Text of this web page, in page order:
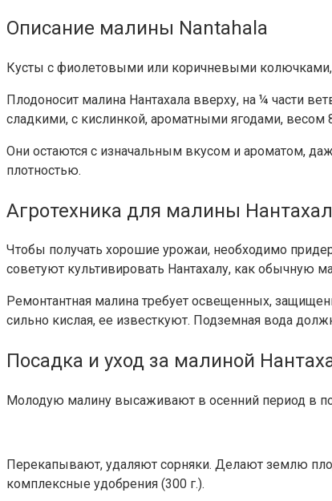
Описание малины Nantahala
Кусты с фиолетовыми или коричневыми колючками,
Плодоносит малина Нантахала вверху, на ¼ части
сладкими, с кислинкой, ароматными ягодами, весом
Они остаются с изначальным вкусом и ароматом,
плотностью.
Агротехника для малины
Чтобы получать хорошие урожаи, необходимо
советуют культивировать Нантахалу, как обычную
Ремонтантная малина требует освещенных,
сильно кислая, ее известкуют. Подземная вода
Посадка и уход за малиной
Молодую малину высаживают в осенний период в
Перекапывают, удаляют сорняки. Делают землю
комплексные удобрения (300 г.).